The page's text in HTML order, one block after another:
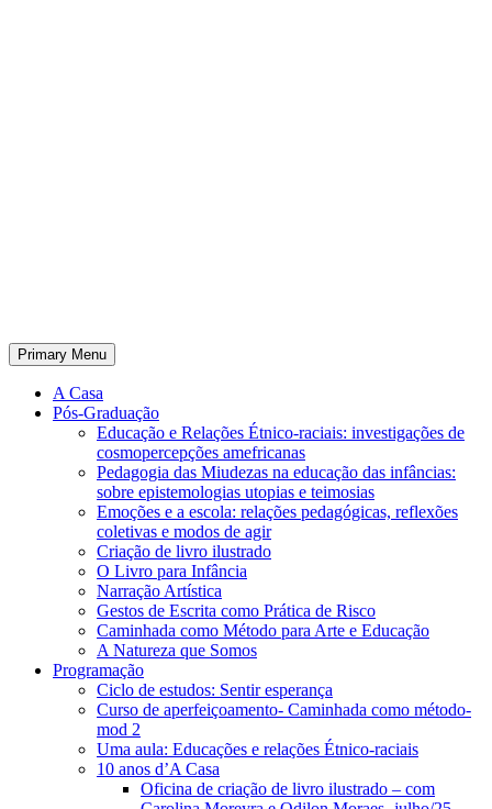
Primary Menu
A Casa
Pós-Graduação
Educação e Relações Étnico-raciais: investigações de
cosmopercepções amefricanas
Pedagogia das Miudezas na educação das infâncias:
sobre epistemologias utopias e teimosias
Emoções e a escola: relações pedagógicas, reflexões
coletivas e modos de agir
Criação de livro ilustrado
O Livro para Infância
Narração Artística
Gestos de Escrita como Prática de Risco
Caminhada como Método para Arte e Educação
A Natureza que Somos
Programação
Ciclo de estudos: Sentir esperança
Curso de aperfeiçoamento- Caminhada como método-
mod 2
Uma aula: Educações e relações Étnico-raciais
10 anos d’A Casa
Oficina de criação de livro ilustrado – com